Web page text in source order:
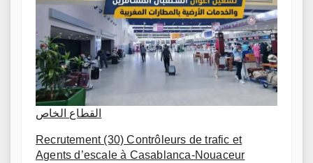
القطاع الخاص
Recrutement (30) Contrôleurs de trafic et
Agents d’escale à Casablanca-Nouaceur